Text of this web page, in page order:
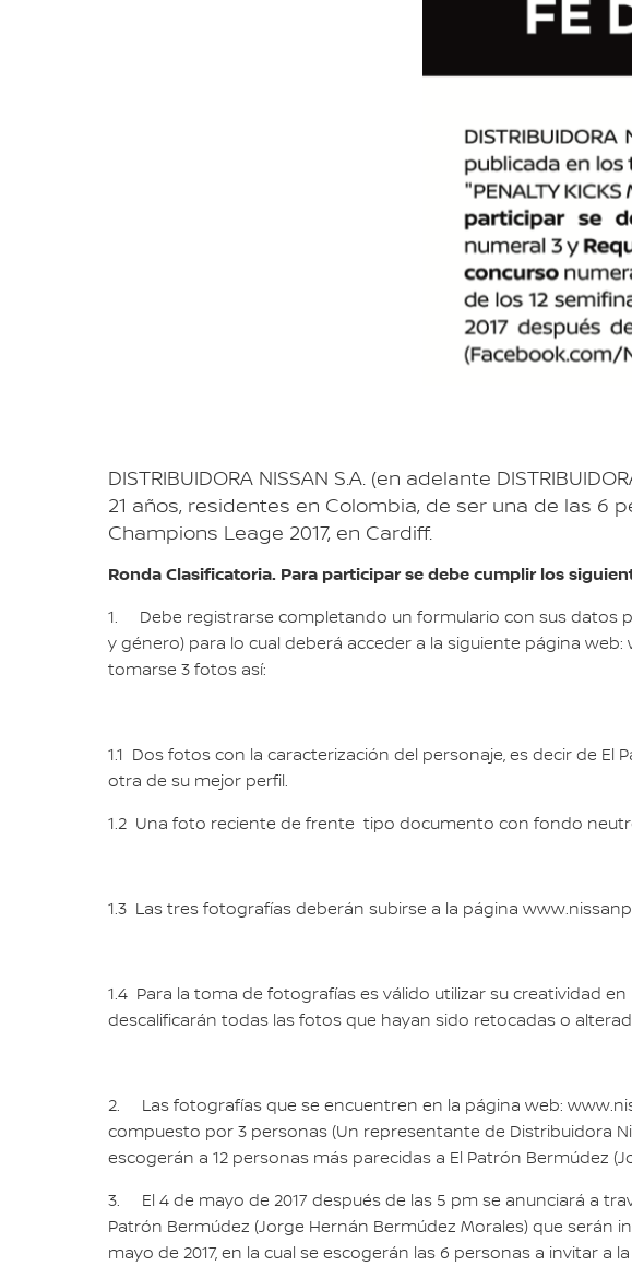
DISTRIBUIDORA NISSAN S.A. (en adelante
21 años, residentes en Colombia, de ser una de las 6
Champions Leage 2017, en Cardiff.
Ronda Clasificatoria. Para participar se debe cumplir los
1. Debe registrarse completando un formulario con sus datos
y género) para lo cual deberá acceder a la siguiente página
tomarse 3 fotos así:
1.1 Dos fotos con la caracterización del personaje, es decir de
otra de su mejor perfil.
1.2 Una foto reciente de frente tipo documento con fondo
1.3 Las tres fotografías deberán subirse a la página
1.4 Para la toma de fotografías es válido utilizar su creatividad
descalificarán todas las fotos que hayan sido retocadas o
2. Las fotografías que se encuentren en la página web:
compuesto por 3 personas (Un representante de Distribuidora
escogerán a 12 personas más parecidas a El Patrón Bermúdez
3. El 4 de mayo de 2017 después de las 5 pm se anunciará a
Patrón Bermúdez (Jorge Hernán Bermúdez Morales) que serán
mayo de 2017, en la cual se escogerán las 6 personas a invitar a